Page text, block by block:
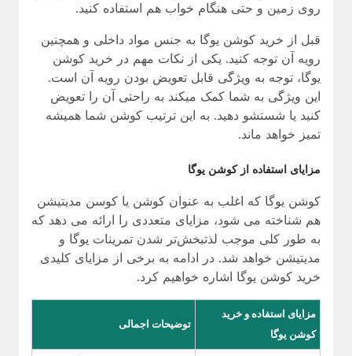
روی زمین و حتی هنگام خواب هم استفاده کنید.
قبل از خرید کوشن یوگا به جنس مواد داخلی و همچنین
رویه آن توجه کنید. یکی از نکات مهم در خرید کوشن
یوگا، توجه به ویژگی قابل تعویض بودن رویه آن است.
این ویژگی به شما کمک میکند به راحتی آن را تعویض
کنید یا شستشو دهید. به این ترتیب کوشن شما همیشه
تمیز خواهد ماند.
مزایای استفاده از کوشن یوگا
کوشن یوگا که اغلب به عنوان کوشن یا کوسن مدیتیشن
هم شناخته می شود، مزایای متعددی را ارائه می دهد که
به طور کلی موجب لذتبخش‌تر شدن تمرینات یوگا و
مدیتیشن خواهد شد. در ادامه به برخی از مزایای کلیدی
خرید کوشن یوگا اشاره خواهیم کرد.
مزایای استفاده و خرید
کوشن یوگا
توضیحات اجمالی